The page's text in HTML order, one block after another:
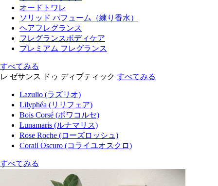
オードトワレ
ソリッド パフューム（練り香水）
ヘアフレグランス
フレグランスボディケア
プレミアム フレグランス
すべてみる
レ ゼサンス ドゥ ディプティック すべてみる
Lazulio (ラズリオ)
Lilyphéa (リリフェア)
Bois Corsé (ボワコルセ)
Lunamaris (ルナマリス)
Rose Roche (ローズロッシュ)
Corail Oscuro (コライユオスクロ)
すべてみる